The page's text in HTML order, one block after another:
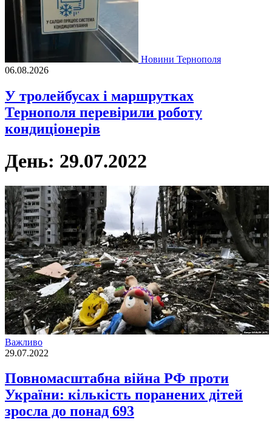
Новини Тернополя
06.08.2026
У тролейбусах і маршрутках
Тернополя перевірили роботу
кондиціонерів
День: 29.07.2022
Важливо
29.07.2022
Повномасштабна війна РФ проти
України: кількість поранених дітей
зросла до понад 693